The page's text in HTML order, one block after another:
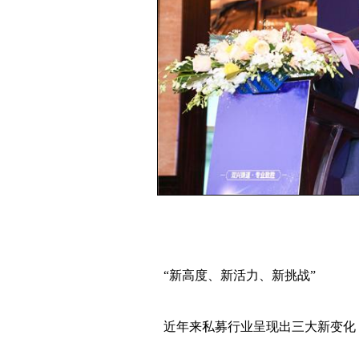
“新高度、新活力、新挑战”
近年来私募行业呈现出三大新变化